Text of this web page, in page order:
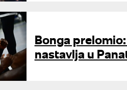
Bonga
nastavlja u